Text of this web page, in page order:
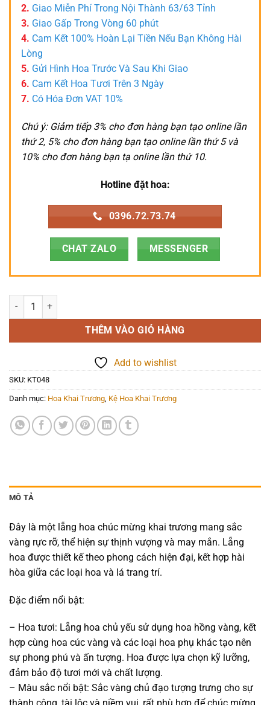
2. Giao Miễn Phí Trong Nội Thành 63/63 Tỉnh
3. Giao Gấp Trong Vòng 60 phút
4. Cam Kết 100% Hoàn Lại Tiền Nếu Bạn Không Hài
Lòng
5. Gửi Hình Hoa Trước Và Sau Khi Giao
6. Cam Kết Hoa Tươi Trên 3 Ngày
7. Có Hóa Đơn VAT 10%
Chú ý: Giảm tiếp 3% cho đơn hàng bạn tạo online lần
thứ 2, 5% cho đơn hàng bạn tạo online lần thứ 5 và
10% cho đơn hàng bạn tạ online lần thứ 10.
Hotline đặt hoa:
0396.72.73.74
CHAT ZALO MESSENGER
Hoa Khai Trương - Khai Trương Phát Đạt - KT048 số lượng
THÊM VÀO GIỎ HÀNG
Add to wishlist
SKU: KT048
Danh mục: Hoa Khai Trương Kệ Hoa Khai Trương
MÔ TẢ
Đây là một lẵng hoa chúc mừng khai trương mang sắc
vàng rực rỡ, thể hiện sự thịnh vượng và may mắn. Lẵng
hoa được thiết kế theo phong cách hiện đại, kết hợp hài
hòa giữa các loại hoa và lá trang trí.
Đặc điểm nổi bật:
– Hoa tươi: Lẵng hoa chủ yếu sử dụng hoa hồng vàng, kết
hợp cùng hoa cúc vàng và các loại hoa phụ khác tạo nên
sự phong phú và ấn tượng. Hoa được lựa chọn kỹ lưỡng,
đảm bảo độ tươi mới và chất lượng.
– Màu sắc nổi bật: Sắc vàng chủ đạo tượng trưng cho sự